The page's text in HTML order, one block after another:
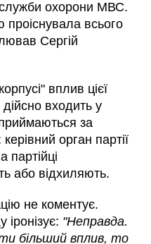
охорони МВС.
проіснувала всього
Сергій
вплив цієї
входить у
за
орган партії
або відхиляють.
не коментує.
іронізує: "Неправда.
більший вплив, то